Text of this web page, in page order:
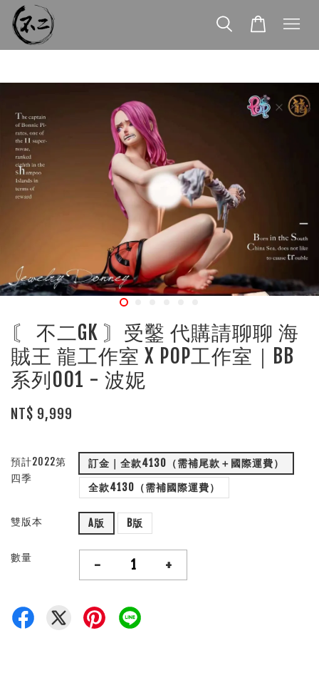
〘 不二GK 〙受鑿 代購請聊聊 海
賊王 龍工作室 X POP工作室｜BB
系列001 - 波妮
NT$ 9,999
預計2022第
四季
訂金｜全款4130（需補尾款＋國際運費）
全款4130（需補國際運費）
雙版本 A版 B版
數量 - +